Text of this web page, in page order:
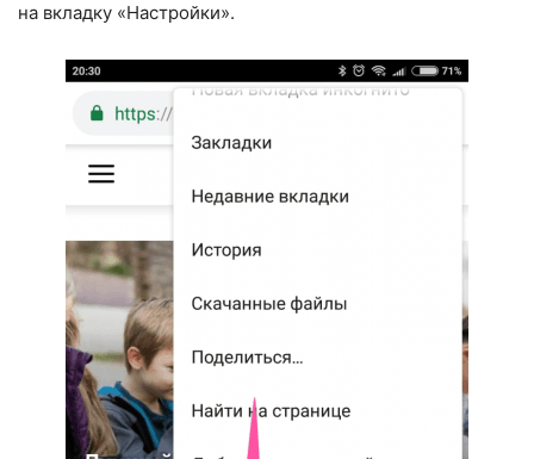
на вкладку «Настройки».